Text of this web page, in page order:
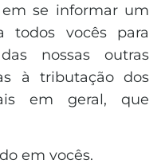
se informar um
todos vocês para
nossas outras
à tributação dos
em geral, que
em vocês.